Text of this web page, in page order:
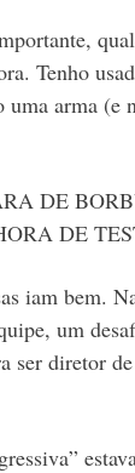
Tenho
uma arma (e
DE
DE
iam bem.
um
ser diretor